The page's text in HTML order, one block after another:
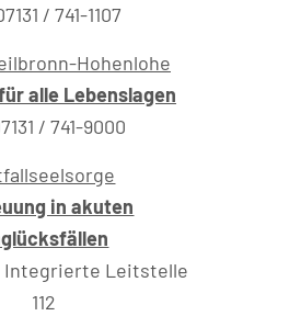
/ 741-1107
Hohenlohe
alle Lebenslagen
/ 741-9000
in akuten
Leitstelle
112